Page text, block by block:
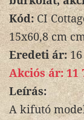
Kód:CI
15x60,8 cm
Eredeti ár:16
Akciós ár: 11
Leírás:
A kifutó